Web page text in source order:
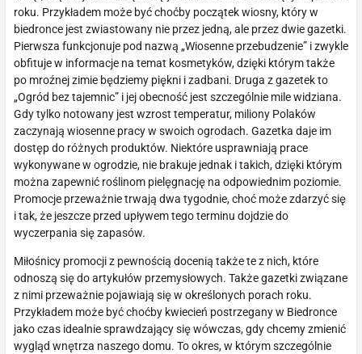
roku. Przykładem może być choćby początek wiosny, który w
biedronce jest zwiastowany nie przez jedną, ale przez dwie gazetki.
Pierwsza funkcjonuje pod nazwą „Wiosenne przebudzenie” i zwykle
obfituje w informacje na temat kosmetyków, dzięki którym także
po mroźnej zimie będziemy piękni i zadbani. Druga z gazetek to
„Ogród bez tajemnic” i jej obecność jest szczególnie mile widziana.
Gdy tylko notowany jest wzrost temperatur, miliony Polaków
zaczynają wiosenne pracy w swoich ogrodach. Gazetka daje im
dostęp do różnych produktów. Niektóre usprawniają prace
wykonywane w ogrodzie, nie brakuje jednak i takich, dzięki którym
można zapewnić roślinom pielęgnację na odpowiednim poziomie.
Promocje przeważnie trwają dwa tygodnie, choć może zdarzyć się
i tak, że jeszcze przed upływem tego terminu dojdzie do
wyczerpania się zapasów.
Miłośnicy promocji z pewnością docenią także te z nich, które
odnoszą się do artykułów przemysłowych. Także gazetki związane
z nimi przeważnie pojawiają się w określonych porach roku.
Przykładem może być choćby kwiecień postrzegany w Biedronce
jako czas idealnie sprawdzający się wówczas, gdy chcemy zmienić
wygląd wnętrza naszego domu. To okres, w którym szczególnie